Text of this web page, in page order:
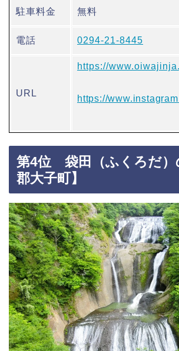
駐車料金 無料
電話 0294-21-8445
URL
https://
https://
第4位 袋田（ふくろだ）
郡大子町】